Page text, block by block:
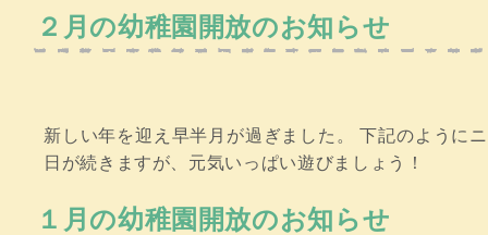
２月の幼稚園開放のお知らせ
新しい年を迎え早半月が過ぎました。 下記のように
日が続きますが、元気いっぱい遊びまし
１月の幼稚園開放のお知らせ